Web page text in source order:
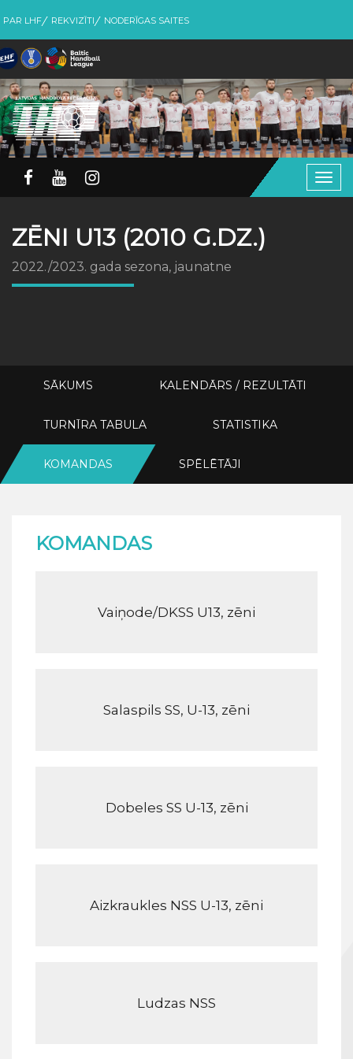
PAR LHF REKVIZĪTI NODERĪGAS SAITES
ZĒNI U13 (2010 G.DZ.)
2022./2023. gada sezona, jaunatne
SĀKUMS KALENDĀRS / REZULTĀTI
TURNĪRA TABULA STATISTIKA
KOMANDAS SPĒLĒTĀJI
KOMANDAS
Vaiņode/DKSS U13, zēni
Salaspils SS, U-13, zēni
Dobeles SS U-13, zēni
Aizkraukles NSS U-13, zēni
Ludzas NSS